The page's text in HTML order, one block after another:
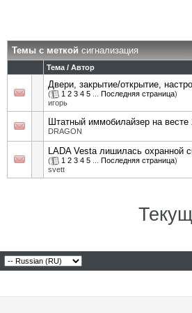
Темы с меткойсигнализация
Тема / Автор
Двери, закрытие/открытие,
( 1 2 3 4 5 Последняя страница)
игорь
Штатный иммобилайзер на весте
DRAGON
LADA Vesta лишилась охранной
( 1 2 3 4 5 Последняя страница)
svett